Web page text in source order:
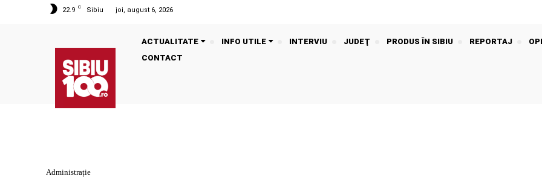
22.9 C Sibiu joi, august 6, 2026
ACTUALITATE INFO UTILE INTERVIU JUDEŢ PRODUS ÎN SIBIU REPORTAJ
CONTACT
Administrație